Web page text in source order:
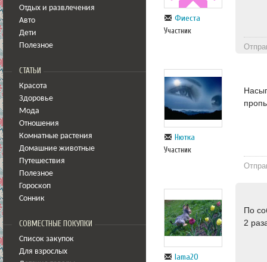
Отдых и развлечения
Авто
Дети
Полезное
СТАТЬИ
Красота
Здоровье
Мода
Отношения
Комнатные растения
Домашние животные
Путешествия
Полезное
Гороскоп
Сонник
СОВМЕСТНЫЕ ПОКУПКИ
Список закупок
Для взрослых
Фиеста
Участник
Нютка
Участник
Iama20
По
2